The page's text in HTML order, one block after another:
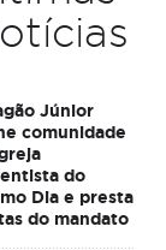
Júnior
comunidade
do
Dia e presta
do mandato